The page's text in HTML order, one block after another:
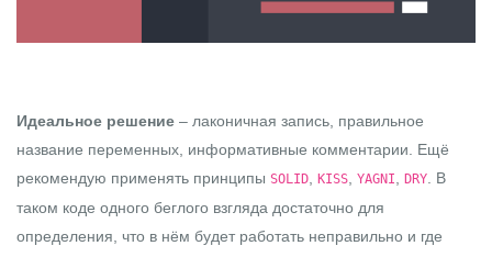
Идеальное решение – лаконичная запись, правильное
название переменных, информативные комментарии. Ещё
рекомендую применять принципы SOLID, KISS, YAGNI, DRY. В
таком коде одного беглого взгляда достаточно для
определения, что в нём будет работать неправильно и где